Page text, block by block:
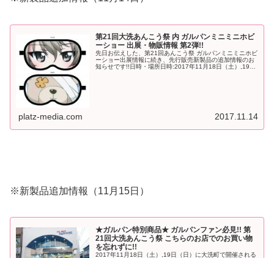
第21回大洗あんこう祭 内 ガルパンミニミニホビ
ーショー 出展・物販情報 第2弾!!
先日お伝えした、第21回あんこう祭 ガルパンミニミニホビ
ーショー出展情報に続き、先行販売新製品の追加情報のお
知らせです!!日時・場所日時:2017年11月18日（土）,19日
platz-media.com 2017.11.14
※新製品追加情報（11月15日）
★ガルパン特別商品★ ガルパンファン必見!! 第
21回大洗あんこう祭 こちらのお店でのお買い物
を忘れずに!!
2017年11月18日（土）,19日（日）に大洗町で開催される